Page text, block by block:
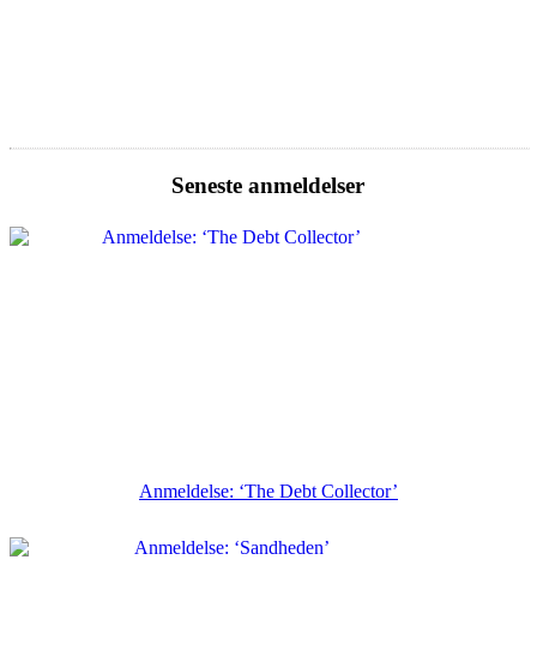
Seneste anmeldelser
Anmeldelse: ‘The Debt Collector’